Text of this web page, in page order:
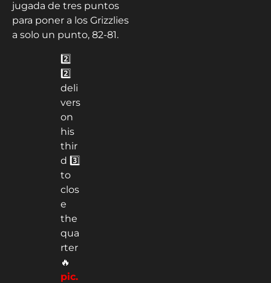
jugada de tres puntos
para poner a los Grizzlies
a solo un punto, 82-81.
2️⃣
2️⃣
deli
vers
on
his
thir
d 3️⃣
to
clos
e
the
qua
rter
🔥
pic.